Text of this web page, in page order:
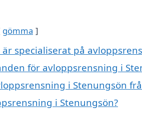
gömma
specialiserat på
för avloppsrensning i
i Stenungsön
i Stenungsön?